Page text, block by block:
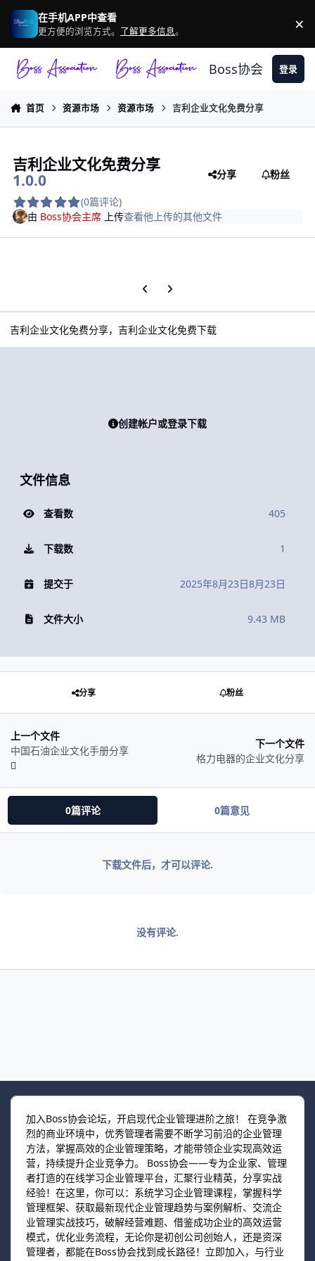
跳转到帖子
在手机APP中查看
更方便的浏览方式。 了解更多信息。 ×
Boss协会 登录
首页 资源市场 资源市场 吉利企业文化免费分享
吉利企业文化免费分享
1.0.0
(0篇评论)
分享 粉丝
由 Boss协会主席 上传查看他上传的其他文件
上一张轮播幻灯片
下一张轮播幻灯片
吉利企业文化免费分享，吉利企业文化免费下载
创建帐户或登录下载
文件信息
查看数 405
下载数 1
提交于 2025年8月23日8月23日
文件大小 9.43 MB
分享 粉丝
上一个文件
中国石油企业文化手册分享
下一个文件
格力电器的企业文化分享
0篇评论 0篇意见
下载文件后，才可以评论.
没有评论.
加入Boss协会论坛，开启现代企业管理进阶之旅！ 在竞争激
烈的商业环境中，优秀管理者需要不断学习前沿的企业管理
方法，掌握高效的企业管理策略，才能带领企业实现高效运
营，持续提升企业竞争力。 Boss协会——专为企业家、管理
者打造的在线学习企业管理平台，汇聚行业精英，分享实战
经验！在这里，你可以：系统学习企业管理课程，掌握科学
管理框架、获取最新现代企业管理趋势与案例解析、交流企
业管理实战技巧，破解经营难题、借鉴成功企业的高效运营
模式，优化业务流程，无论你是初创公司创始人，还是资深
管理者，都能在Boss协会找到成长路径！立即加入，与行业